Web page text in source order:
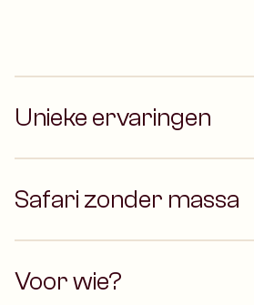
Unieke ervaringen
Safari zonder massa
Voor wie?